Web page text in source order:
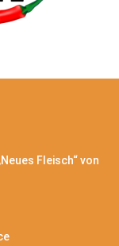
Fleisch“ von